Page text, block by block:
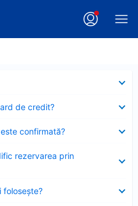
de credit?
confirmată?
rezervarea prin
foloseşte?